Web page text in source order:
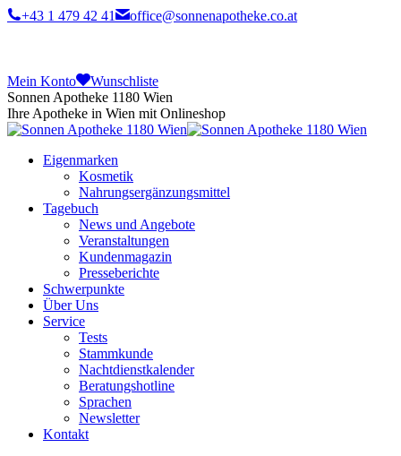
+43 1 479 42 41 office@sonnenapotheke.co.at
Mein Konto
Wunschliste
Sonnen Apotheke 1180 Wien
Ihre Apotheke in Wien mit Onlineshop
Eigenmarken
Kosmetik
Nahrungsergänzungsmittel
Tagebuch
News und Angebote
Veranstaltungen
Kundenmagazin
Presseberichte
Schwerpunkte
Über Uns
Service
Tests
Stammkunde
Nachtdienstkalender
Beratungshotline
Sprachen
Newsletter
Kontakt